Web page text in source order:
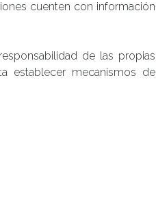
cuenten con información
de las propias
establecer mecanismos de